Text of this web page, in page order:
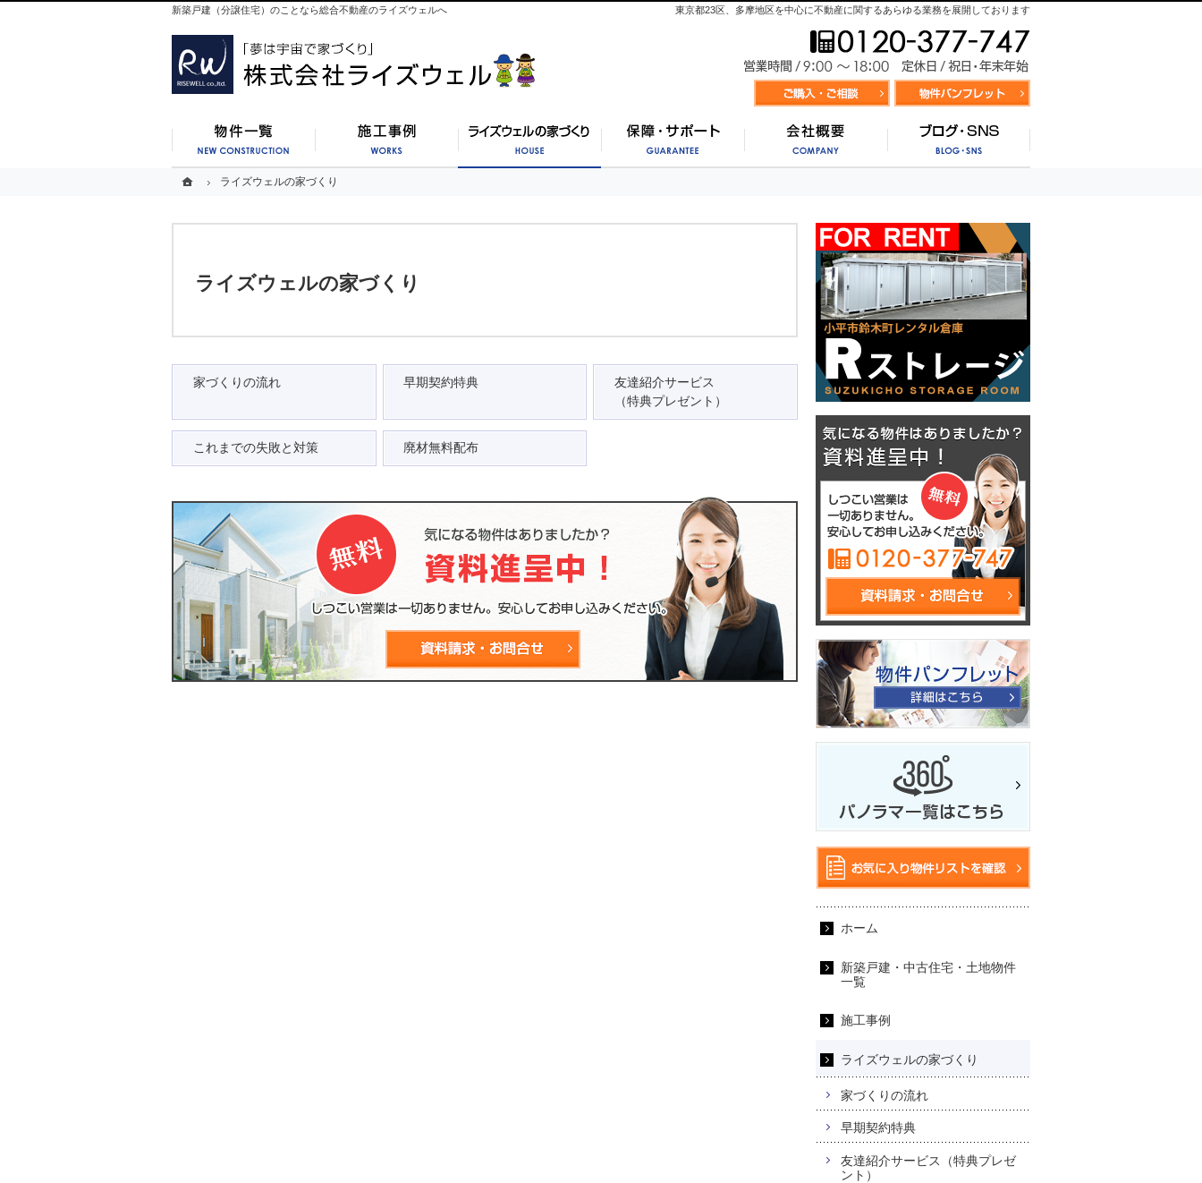
ホームライズウェルの家づくり
ライズウェルの家づくり
東京都23区、多摩地区を中心に不動産に関するあらゆる業務を展開しております
新築戸建（分譲住宅）のことなら総合不動産のライズウェルへ
家づくりの流れ 早期契約特典
友達紹介サービス
（特典プレゼント）
これまでの失敗と対策 廃材無料配布
ホーム
新築戸建・中古住宅・土地物件
一覧
施工事例
ライズウェルの家づくり
家づくりの流れ
早期契約特典
友達紹介サービス（特典プレゼ
ント）
資料請求・お問合せ
ホームライズウェルの家づくり